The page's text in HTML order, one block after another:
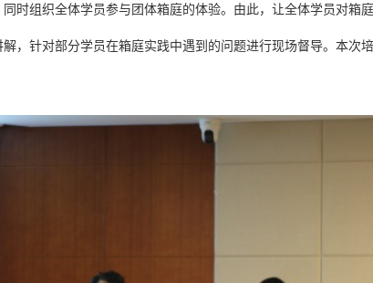
时组织全体学员参与团体箱庭的体验。由此，让全体学员对箱
，针对部分学员在箱庭实践中遇到的问题进行现场督导。 本次